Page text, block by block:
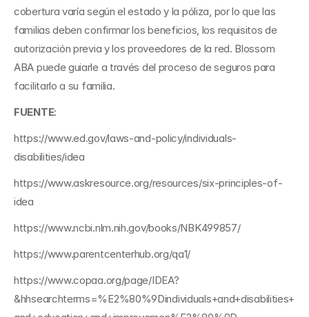
cobertura varía según el estado y la póliza, por lo que las
familias deben confirmar los beneficios, los requisitos de
autorización previa y los proveedores de la red. Blossom
ABA puede guiarle a través del proceso de seguros para
facilitarlo a su familia.
FUENTE:
https://www.ed.gov/laws-and-policy/individuals-
disabilities/idea
https://www.askresource.org/resources/six-principles-of-
idea
https://www.ncbi.nlm.nih.gov/books/NBK499857/
https://www.parentcenterhub.org/qa1/
https://www.copaa.org/page/IDEA?
&hhsearchterms=%E2%80%9Dindividuals+and+disabilities+